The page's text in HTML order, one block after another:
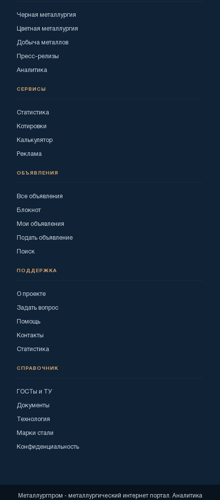
Черная металлургия
Цветная металлургия
Добыча металлов
Пресс-релизы
Аналитика
СЕРВИСЫ
Статистика
Котировки
Калькулятор
Реклама
ОБЪЯВЛЕНИЯ
Все объявления
Блокнот
Мои объявления
Подать объявление
Поиск
ПОДДЕРЖКА
О проекте
Задать вопрос
Помощь
Контакты
Статистика
СПРАВОЧНИК
ГОСТы и ТУ
Документы
Технология
Марки стали
Конфиденциальность
Металлургпром - металлургический интернет портал. Аналитика